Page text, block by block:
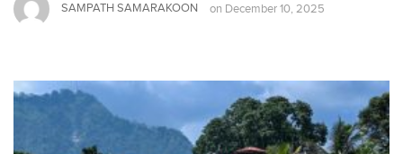
SAMPATH SAMARAKOON on December 10, 2025